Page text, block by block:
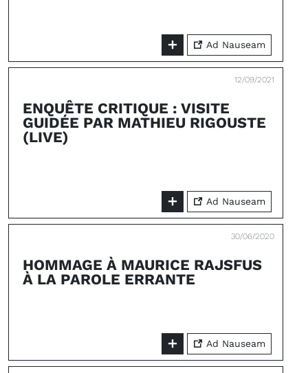
Ad Nauseam
12/09/2021
ENQUÊTE CRITIQUE : VISITE
GUIDÉE PAR MATHIEU RIGOUSTE
(LIVE)
Ad Nauseam
30/06/2020
HOMMAGE À MAURICE RAJSFUS
À LA PAROLE ERRANTE
Ad Nauseam